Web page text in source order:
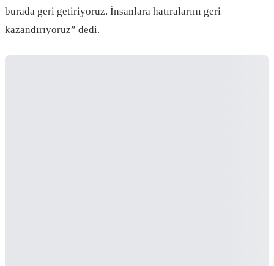
burada geri getiriyoruz. İnsanlara hatıralarını geri
kazandırıyoruz” dedi.